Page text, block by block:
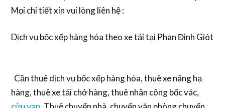
Mọi chi tiết xin vui lòng liên hệ :
Dịch vụ bốc xếp hàng hóa theo xe tải tại Phan Đình Giót
Cần thuê dịch vụ bốc xếp hàng hóa, thuê xe nâng hạ
hàng, thuê xe tải chở hàng, thuê nhân công bốc vác,